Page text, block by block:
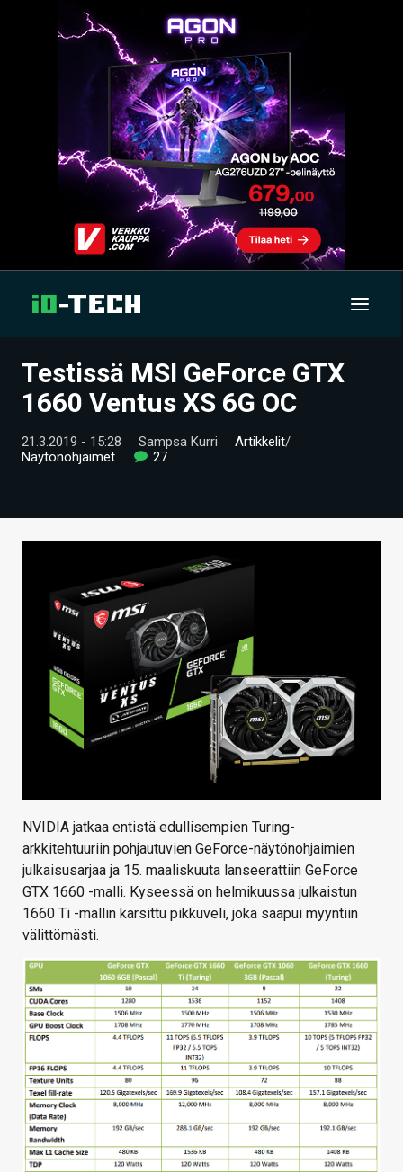
UUTISET
VIDEOT
TIETOA
KAUPPA
VAIHDA TEEMA
HAKU
Testissä MSI GeForce GTX
1660 Ventus XS 6G OC
21.3.2019 - 15:28 Sampsa Kurri Artikkelit/
Näytönohjaimet
27
NVIDIA jatkaa entistä edullisempien Turing-
arkkitehtuuriin pohjautuvien GeForce-näytönohjaimien
julkaisusarjaa ja 15. maaliskuuta lanseerattiin GeForce
GTX 1660 -malli. Kyseessä on helmikuussa julkaistun
1660 Ti -mallin karsittu pikkuveli, joka saapui myyntiin
välittömästi.